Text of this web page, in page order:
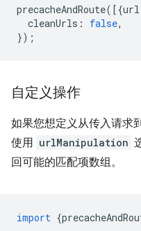
precacheAndRoute([{url
cleanUrls : false,
});
自定义操作
如果您想定义从传入请求
使用 urlManipulation
回可能的匹配项数组。
import {